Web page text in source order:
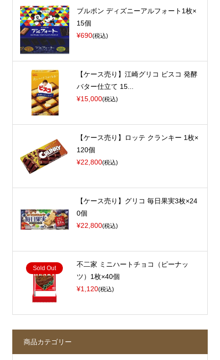
ブルボン ディズニーアルフォート1枚×
15個
¥690(税込)
【ケース売り】江崎グリコ ビスコ 発酵
バター仕立て 15...
¥15,000(税込)
【ケース売り】ロッテ クランキー 1枚×
120個
¥22,800(税込)
【ケース売り】グリコ 毎日果実3枚×24
0個
¥22,800(税込)
Sold Out
不二家 ミニハートチョコ（ピーナッ
ツ）1枚×40個
¥1,120(税込)
商品カテゴリー